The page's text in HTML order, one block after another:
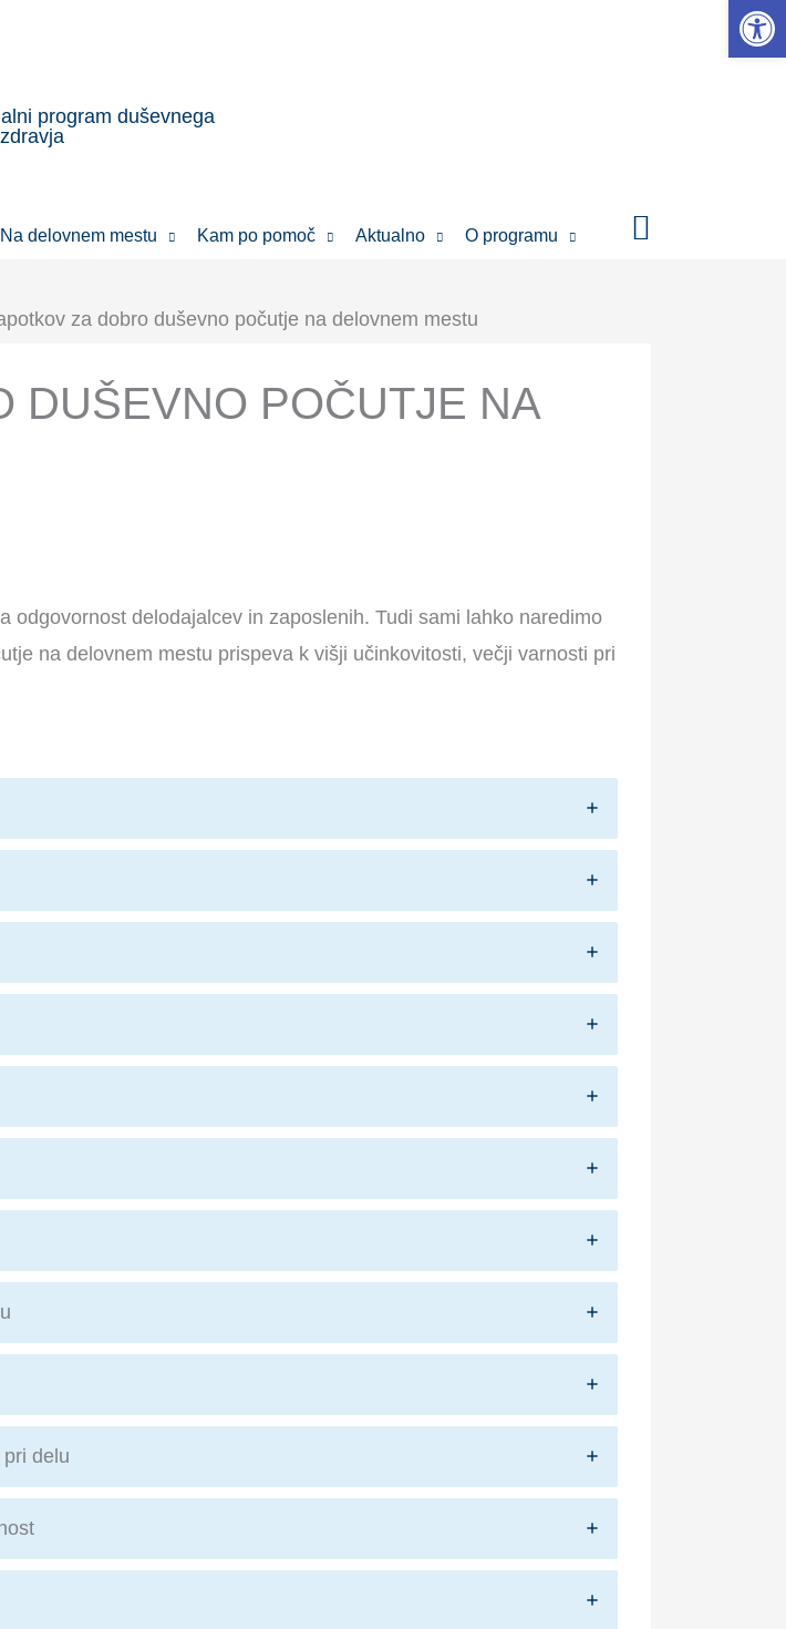
Na delovnem mestu Kam po pomoč Aktualno O programu
za dobro duševno počutje na delovnem mestu
DUŠEVNO POČUTJE NA
delodajalcev in zaposlenih. Tudi sami lahko naredimo
na delovnem mestu prispeva k višji učinkovitosti, večji varnosti pri
delu